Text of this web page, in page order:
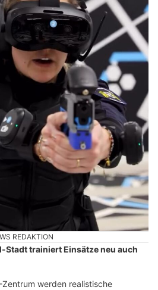
REDAKTION
Stadt trainiert Einsätze neu auch
werden realistische